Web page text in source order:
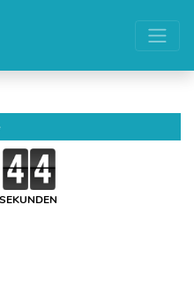
SEKUNDEN